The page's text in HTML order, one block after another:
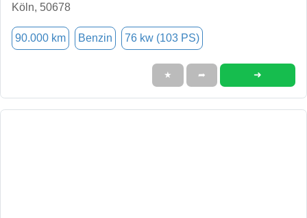
Köln, 50678
90.000 km Benzin 76 kw (103 PS)
★ ➦ ➜